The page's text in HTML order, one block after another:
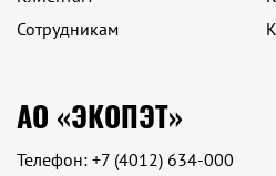
Сотрудникам
АО «ЭКОПЭТ»
Телефон: +7 (4012) 634-000